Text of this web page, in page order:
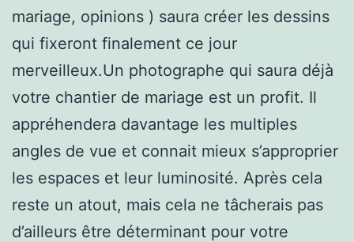
mariage, opinions ) saura créer les dessins
qui fixeront finalement ce jour
merveilleux.Un photographe qui saura déjà
votre chantier de mariage est un profit. Il
appréhendera davantage les multiples
angles de vue et connait mieux s’approprier
les espaces et leur luminosité. Après cela
reste un atout, mais cela ne tâcherais pas
d’ailleurs être déterminant pour votre